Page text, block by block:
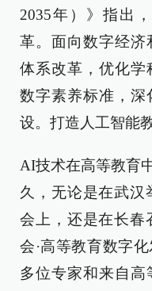
2035年）》指出
革。面向数字经济
体系改革，优化学
数字素养标准，深
设。打造人工智能
AI技术在高等教育
久，无论是在武汉
会上，还是在长春
会·高等教育数字
多位专家和来自高